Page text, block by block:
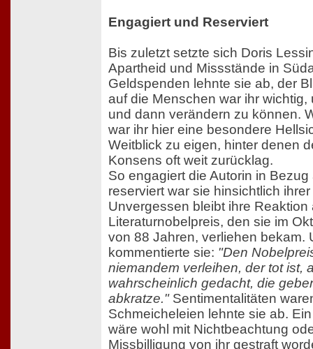
Engagiert und Reserviert
Bis zuletzt setzte sich Doris
Apartheid und Missstände in
Geldspenden lehnte sie ab, der
auf die Menschen war ihr wichtig,
und dann verändern zu können.
war ihr hier eine besondere
Weitblick zu eigen, hinter denen
Konsens oft weit zurücklag.
So engagiert die Autorin in
reserviert war sie hinsichtlich
Unvergessen bleibt ihre Reaktion
Literaturnobelpreis, den sie im
von 88 Jahren, verliehen bekam.
kommentierte sie: "Den
niemandem verleihen, der tot ist,
wahrscheinlich gedacht, die
abkratze."Sentimentalitäten
Schmeicheleien lehnte sie ab.
wäre wohl mit Nichtbeachtung
Missbilligung von ihr gestraft